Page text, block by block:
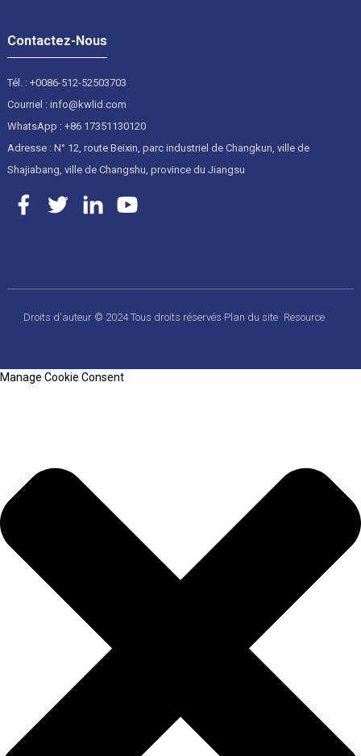
Contactez-Nous
Tél. : +0086-512-52503703
Courriel : info@kwlid.com
WhatsApp : +86 17351130120
Adresse : N° 12, route Beixin, parc industriel de Changkun, ville de
Shajiabang, ville de Changshu, province du Jiangsu
Droits d'auteur © 2024 Tous droits réservés Plan du site Resource
Manage Cookie Consent